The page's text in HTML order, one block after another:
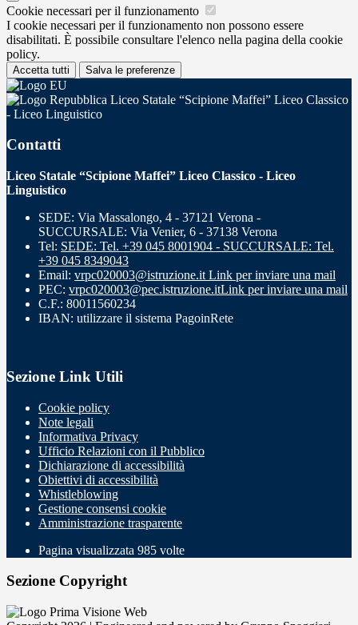
Cookie necessari per il funzionamento
I cookie necessari per il funzionamento non possono essere
disabilitati. È possibile consultare l'elenco nella pagina della cookie
policy.
Accetta tutti Salva le preferenze
Liceo Statale “Scipione Maffei” Liceo Classico
- Liceo Linguistico
Contatti
Liceo Statale “Scipione Maffei” Liceo Classico - Liceo
Linguistico
SEDE: Via Massalongo, 4 - 37121 Verona -
SUCCURSALE: Via Venier, 6 - 37138 Verona
Tel: SEDE: Tel. +39 045 8001904 - SUCCURSALE: Tel.
+39 045 8349043
Email: vrpc020003@istruzione.it Link per inviare una mail
PEC: vrpc020003@pec.istruzione.itLink per inviare una mail
C.F.: 80011560234
IBAN: utilizzare il sistema PagoinRete
Sezione Link Utili
Cookie policy
Note legali
Informativa Privacy
Ufficio Relazioni con il Pubblico
Dichiarazione di accessibilità
Obiettivi di accessibilità
Whistleblowing
Gestione consensi cookie
Amministrazione trasparente
Pagina visualizzata 985 volte
Sezione Copyright